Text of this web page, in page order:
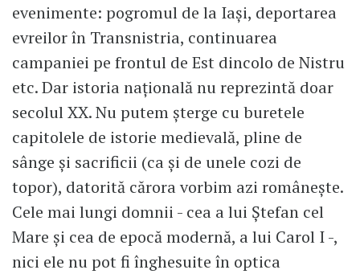
evenimente: pogromul de la Iași, deportarea
evreilor în Transnistria, continuarea
campaniei pe frontul de Est dincolo de Nistru
etc. Dar istoria națională nu reprezintă doar
secolul XX. Nu putem șterge cu buretele
capitolele de istorie medievală, pline de
sânge și sacrificii (ca și de unele cozi de
topor), datorită cărora vorbim azi românește.
Cele mai lungi domnii - cea a lui Ștefan cel
Mare și cea de epocă modernă, a lui Carol I -,
nici ele nu pot fi înghesuite în optica